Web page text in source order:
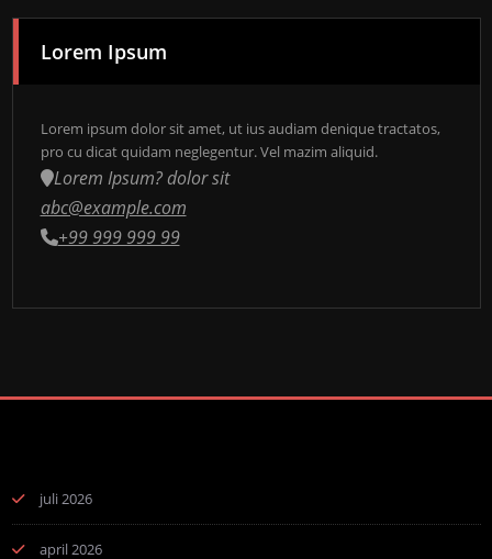
Lorem Ipsum
Lorem ipsum dolor sit amet, ut ius audiam denique tractatos,
pro cu dicat quidam neglegentur. Vel mazim aliquid.
Lorem Ipsum? dolor sit
abc@example.com
+99 999 999 99
juli 2026
april 2026